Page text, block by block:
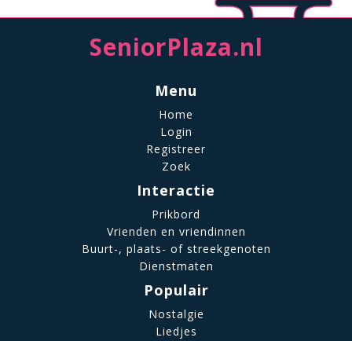
SeniorPlaza.nl
Menu
Home
Login
Registreer
Zoek
Interactie
Prikbord
Vrienden en vriendinnen
Buurt-, plaats- of streekgenoten
Dienstmaten
Populair
Nostalgie
Liedjes